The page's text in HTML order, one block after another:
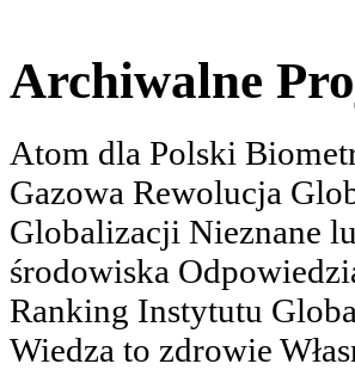
Archiwalne
Atom dla Polski
Gazowa Rewolucja
Globalizacji Nieznane
środowiska
Ranking Instytutu
Wiedza to zdrowie